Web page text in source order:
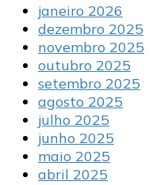
janeiro 2026
dezembro 2025
novembro 2025
outubro 2025
setembro 2025
agosto 2025
julho 2025
junho 2025
maio 2025
abril 2025